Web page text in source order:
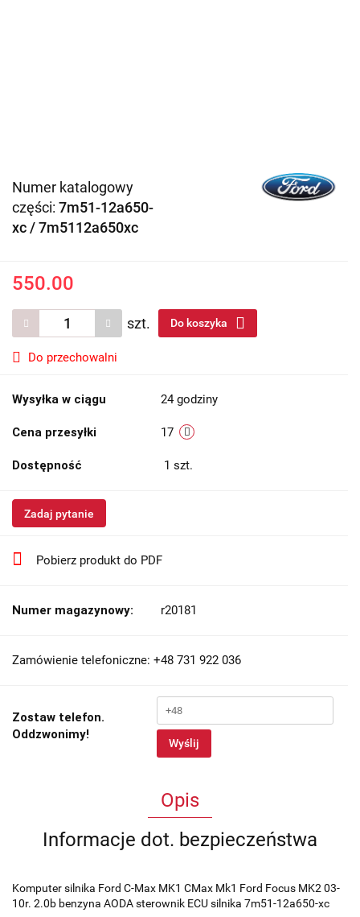
Numer katalogowy
części: 7m51-12a650-
xc / 7m5112a650xc
550.00
szt. Do koszyka
Do przechowalni
Wysyłka w ciągu 24 godziny
Cena przesyłki 17
Dostępność 1 szt.
Zadaj pytanie
Pobierz produkt do PDF
Numer magazynowy: r20181
Zamówienie telefoniczne: +48 731 922 036
Zostaw telefon.
Oddzwonimy!
Wyślij
Opis
Informacje dot. bezpieczeństwa
Komputer silnika Ford C-Max MK1 CMax Mk1 Ford Focus MK2 03-
10r. 2.0b benzyna AODA sterownik ECU silnika 7m51-12a650-xc